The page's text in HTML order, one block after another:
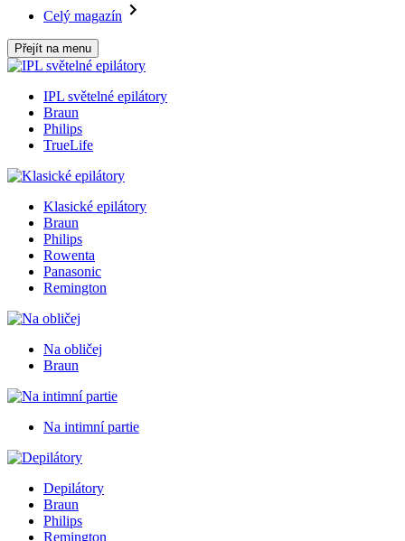
Celý magazín
Přejít na menu
IPL světelné epilátory
Braun
Philips
TrueLife
Klasické epilátory
Braun
Philips
Rowenta
Panasonic
Remington
Na obličej
Braun
Na intimní partie
Depilátory
Braun
Philips
Remington